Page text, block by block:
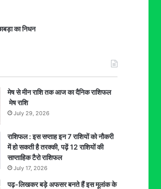
का निधन
मेष से मीन राशि तक आज का दैनिक राशिफल
मेष राशि
July 29, 2026
राशिफल : इस सप्ताह इन 7 राशियों को नौकरी
में हो सकती है तरक्की, पढ़ें 12 राशियों की
साप्ताहिक टैरो राशिफल
July 17, 2026
पढ़-लिखकर बड़े अफसर बनते हैं इस मूलांक के